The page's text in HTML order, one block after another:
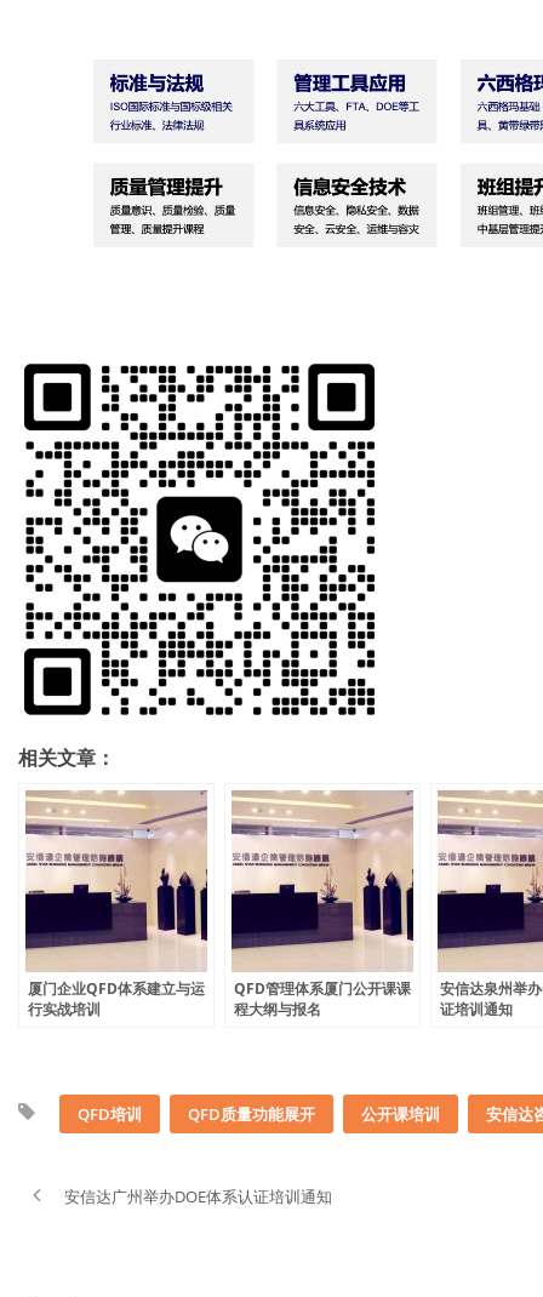
相关文章：
厦门企业QFD体系建立与运
行实战培训
QFD管理体系厦门公开课课
程大纲与报名
安信达泉州举
证培训通知
QFD培训 QFD质量功能展开 公开课培训 安信达
安信达广州举办DOE体系认证培训通知